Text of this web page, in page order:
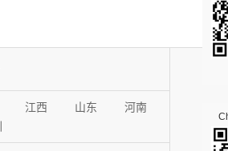
江西 山东
河南